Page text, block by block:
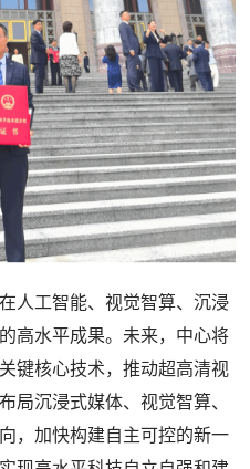
人工智能、视觉智算、沉浸
高水平成果。未来，中心将
键核心技术，推动超高清视
局沉浸式媒体、视觉智算、
，加快构建自主可控的新一